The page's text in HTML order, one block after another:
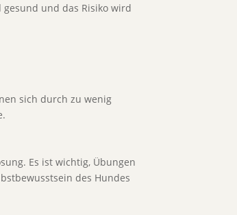
und das Risiko wird
sich durch zu wenig
Es ist wichtig, Übungen
des Hundes